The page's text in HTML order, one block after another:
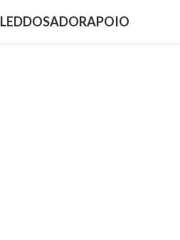
DOSADORAPOIO